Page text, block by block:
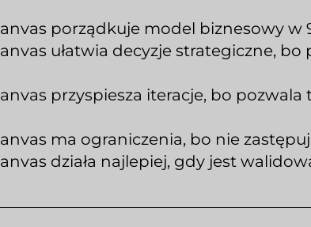
porządkuje model biznesowy
ułatwia decyzje strategiczne,
przyspiesza iteracje, bo
ma ograniczenia, bo nie
działa najlepiej, gdy jest